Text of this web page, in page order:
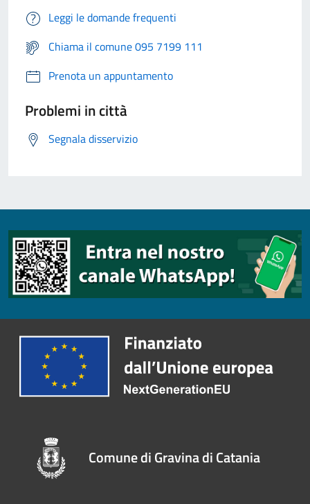
Leggi le domande frequenti
Chiama il comune 095 7199 111
Prenota un appuntamento
Problemi in città
Segnala disservizio
Comune di Gravina di Catania